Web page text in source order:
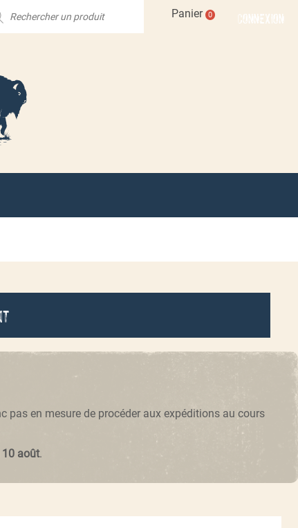
Panier 0 CONNEXION
pas en mesure de procéder aux expéditions au cours
août.